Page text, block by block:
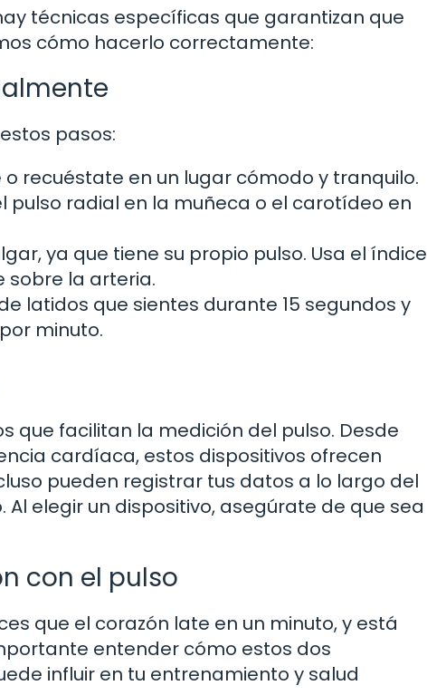
técnicas específicas que garantizan que
cómo hacerlo correctamente:
pasos:
o recuéstate en un lugar cómodo y tranquilo.
pulso radial en la muñeca o el carotídeo en
ya que tiene su propio pulso. Usa el índice
sobre la arteria.
latidos que sientes durante 15 segundos y
minuto.
que facilitan la medición del pulso. Desde
cardíaca, estos dispositivos ofrecen
pueden registrar tus datos a lo largo del
elegir un dispositivo, asegúrate de que sea
con el pulso
que el corazón late en un minuto, y está
entender cómo estos dos
influir en tu entrenamiento y salud